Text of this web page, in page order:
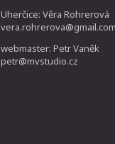
Uherčice: Věra Rohrerová
webmaster: Petr Vaněk
petr@mvstudio.cz